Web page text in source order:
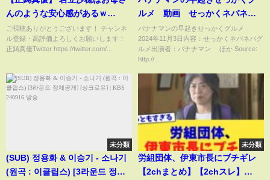
んのような安心感があるｗ
【AKB48】
ご視聴ありがとうございます！ チャンネ
ル登録・高評価よろしくお願いします！
正鋳真優Twitter https://twitter.com/...
ルメ 動画 せっかくネバネバ
グルメ 11月3日
バナナマンの早起きせっかくグルメ
2024年11月3日内容：せっかくネバネバグ
ルメ出演者：バナナマン ほか Source:
http://...
未分類
(SUB) 정용화 & 이승기 - 소나기
(원곡 : 이클립스) [3라운드 정체
未分類
労組団体、伊東市長にブチギレ
【2chまとめ】【2chスレ】